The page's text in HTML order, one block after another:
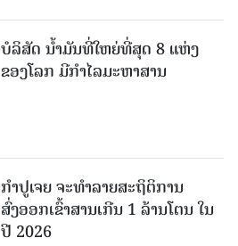
ບໍລິສັດ ນ້ຳມັນທີ່ໃຫຍ່ທີ່ສຸດ 8 ແຫ່ງ
ຂອງໂລກ ມີກຳໄລມະຫາສານ
ກຳປູເຈຍ ຈະທຳລາຍສະຖິຕິການ
ສົ່ງອອກເຂົ້າສານເກີນ 1 ລ້ານໂຕນ ໃນ
ປີ 2026